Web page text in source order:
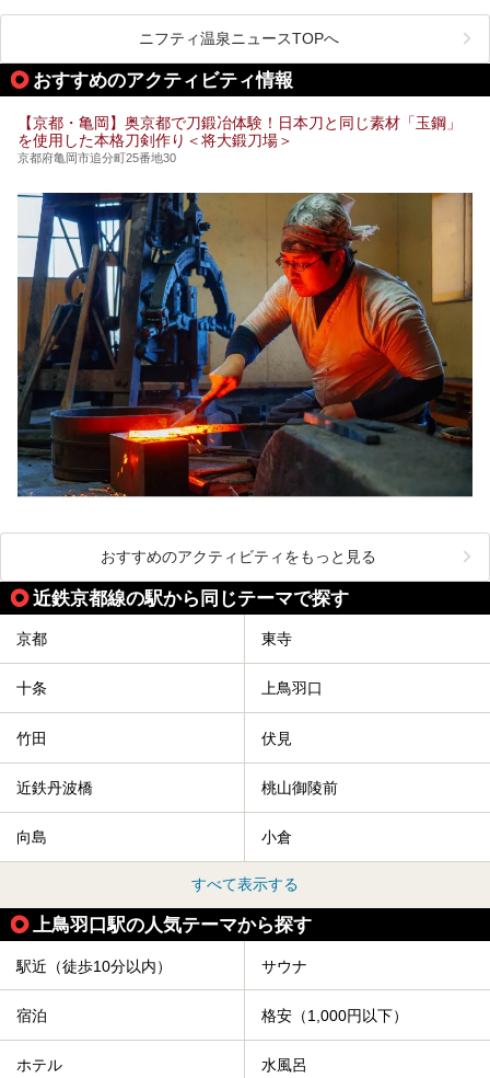
そんな疲れた身体には温泉です！京都には、市内にも郊外に
も素晴らしい温泉がたくさんあります。そこで、日帰り利用
できるおすすめの温泉・温浴施設をまとめてみました。
ニフティ温泉ニュースTOPへ
おすすめのアクティビティ情報
【京都・亀岡】奥京都で刀鍛冶体験！日本刀と同じ素材「玉鋼」
を使用した本格刀剣作り＜将大鍛刀場＞
京都府亀岡市追分町25番地30
おすすめのアクティビティをもっと見る
近鉄京都線の駅から同じテーマで探す
京都 東寺
十条 上鳥羽口
竹田 伏見
近鉄丹波橋 桃山御陵前
向島 小倉
すべて表示する
上鳥羽口駅の人気テーマから探す
駅近（徒歩10分以内） サウナ
宿泊 格安（1,000円以下）
ホテル 水風呂